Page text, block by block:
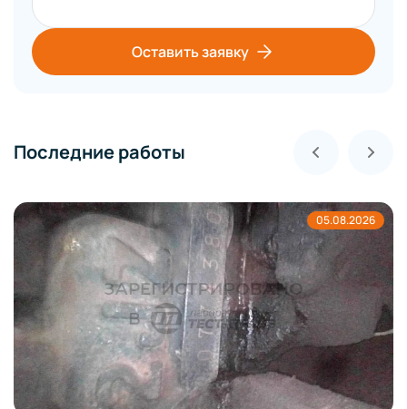
Оставить заявку
Последние работы
05.08.2026